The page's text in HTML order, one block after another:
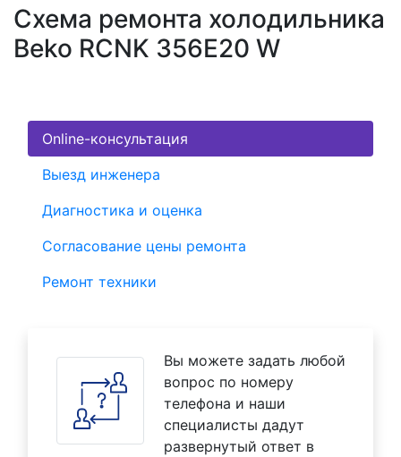
Схема ремонта холодильника
Beko RCNK 356E20 W
Online-консультация
Выезд инженера
Диагностика и оценка
Согласование цены ремонта
Ремонт техники
Вы можете задать любой
вопрос по номеру
телефона и наши
специалисты дадут
развернутый ответ в